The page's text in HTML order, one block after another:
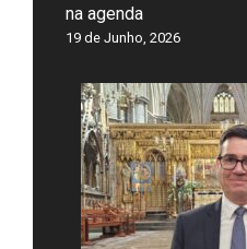
na agenda
19 de Junho, 2026